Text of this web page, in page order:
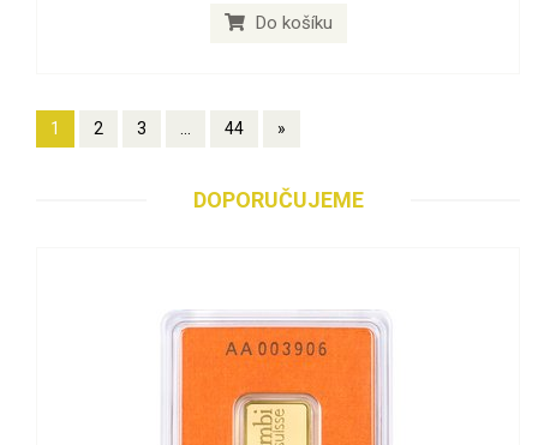
Do košíku
1 2 3 ... 44 »
DOPORUČUJEME